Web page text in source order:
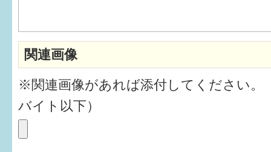
関連画像
※関連画像があれば添付してください。
バイト以下）
子育てマップ
イベントレポート
なるほどコラム
メールマガジン